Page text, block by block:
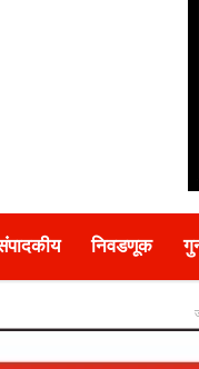
निवडणूक